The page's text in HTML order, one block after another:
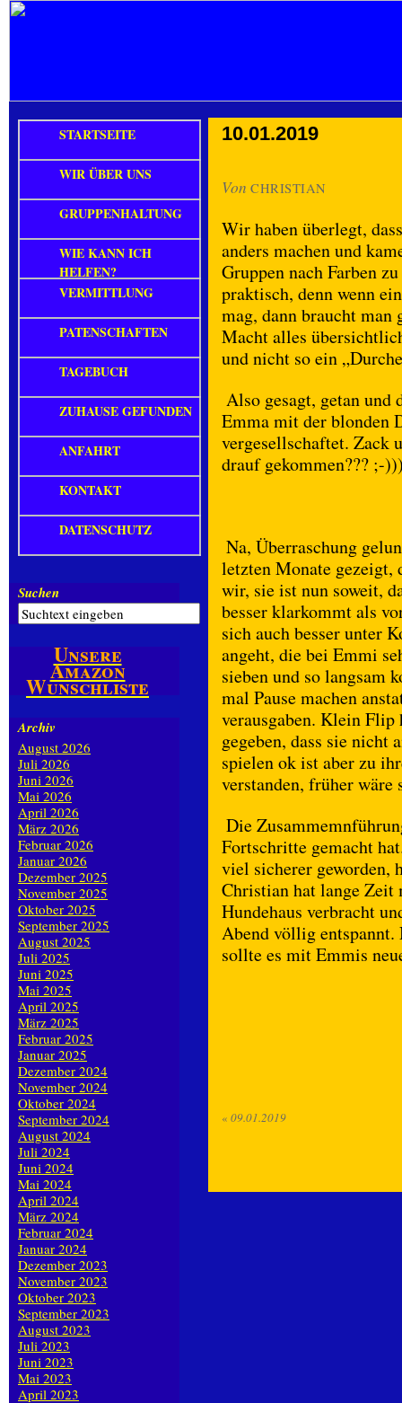
10.01.2019
Von CHRISTIAN
Wir haben überlegt,
anders machen und
Gruppen nach Farben
praktisch, denn wenn
mag, dann braucht man
Macht alles
und nicht so ein
Also gesagt, getan und
Emma mit der blonden
vergesellschaftet. Zack
drauf gekommen??? ;-
Na, Überraschung
letzten Monate gezeigt,
wir, sie ist nun soweit,
besser klarkommt als
sich auch besser unter
angeht, die bei Emmi
sieben und so langsam
mal Pause machen
verausgaben. Klein
gegeben, dass sie nicht
spielen ok ist aber zu
verstanden, früher
Die
Fortschritte gemacht
viel sicherer geworden,
Christian hat lange
Hundehaus verbracht
Abend völlig entspannt.
sollte es mit Emmis
« 09.01.2019
STARTSEITE
WIR ÜBER UNS
GRUPPENHALTUNG
WIE KANN ICH
HELFEN?
VERMITTLUNG
PATENSCHAFTEN
TAGEBUCH
ZUHAUSE GEFUNDEN
ANFAHRT
KONTAKT
DATENSCHUTZ
Suchen
Unsere
Amazon
Wunschliste
Archiv
August 2026
Juli 2026
Juni 2026
Mai 2026
April 2026
März 2026
Februar 2026
Januar 2026
Dezember 2025
November 2025
Oktober 2025
September 2025
August 2025
Juli 2025
Juni 2025
Mai 2025
April 2025
März 2025
Februar 2025
Januar 2025
Dezember 2024
November 2024
Oktober 2024
September 2024
August 2024
Juli 2024
Juni 2024
Mai 2024
April 2024
März 2024
Februar 2024
Januar 2024
Dezember 2023
November 2023
Oktober 2023
September 2023
August 2023
Juli 2023
Juni 2023
Mai 2023
April 2023